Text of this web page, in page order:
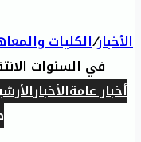
الأخبار/الكليات
في السنوات
أخبار عامةالأخبار